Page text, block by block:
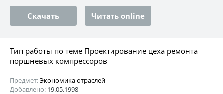
Скачать Читать online
Тип работы по теме Проектирование цеха ремонта
поршневых компрессоров
Предмет:Экономика отраслей
Добавлено: 19.05.1998